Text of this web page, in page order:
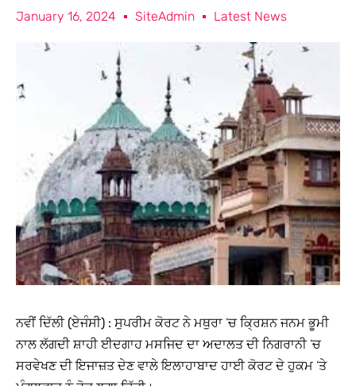
January 16, 2024 SiteAdmin Latest News
ਨਵੀਂ ਦਿੱਲੀ (ਏਜੰਸੀ) : ਸੁਪਰੀਮ ਕੋਰਟ ਨੇ ਮਥੁਰਾ ’ਚ ਕ੍ਰਿਸ਼ਨ ਜਨਮ ਭੂਮੀ
ਨਾਲ ਲੱਗਦੀ ਸ਼ਾਹੀ ਈਦਗਾਹ ਮਸਜਿਦ ਦਾ ਅਦਾਲਤ ਦੀ ਨਿਗਰਾਨੀ ’ਚ
ਸਰਵੇਖਣ ਦੀ ਇਜਾਜ਼ਤ ਦੇਣ ਵਾਲੇ ਇਲਾਹਾਬਾਦ ਹਾਈ ਕੋਰਟ ਦੇ ਹੁਕਮ ’ਤੇ